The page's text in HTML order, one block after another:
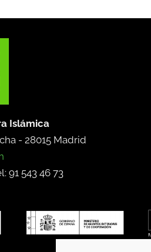
Islámica
- 28015 Madrid
91 543 46 73